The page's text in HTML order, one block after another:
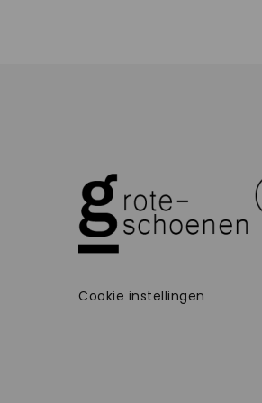
Cookie instellingen